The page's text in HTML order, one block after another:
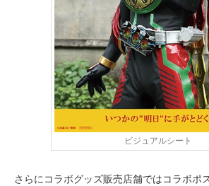
ビジュアルシート
さらにコラボグッズ販売店舗ではコラボポ